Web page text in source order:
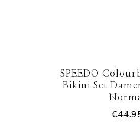
SPEEDO
Bikini Set
€